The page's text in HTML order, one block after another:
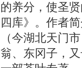
的养分，使圣
四库》。作者
（今湖北天门
翁、东冈子，